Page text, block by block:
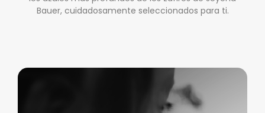
Bauer, cuidadosamente seleccionados para ti.